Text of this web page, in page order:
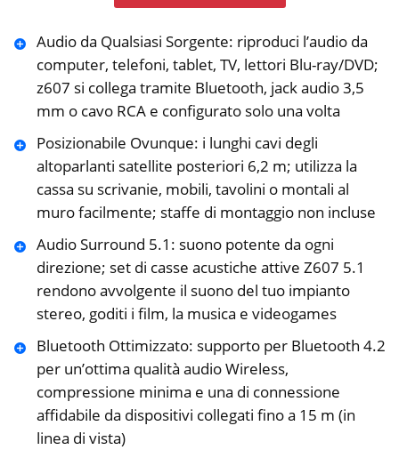
Audio da Qualsiasi Sorgente: riproduci l’audio da
computer, telefoni, tablet, TV, lettori Blu-‎ray/DVD;
z607 si collega tramite Bluetooth, jack audio 3,5
mm o cavo RCA e configurato ‎solo una volta
Posizionabile Ovunque: i lunghi cavi degli
altoparlanti satellite ‎posteriori 6,2 m; utilizza la
cassa su scrivanie, mobili, tavolini o montali al
muro facilmente; staffe di montaggio non incluse
Audio Surround 5.1: suono potente da ogni
direzione; set di casse acustiche attive Z607 ‎‎5.1
rendono avvolgente il suono del tuo impianto
stereo, goditi i film, la ‎musica e videogames
Bluetooth Ottimizzato: supporto per Bluetooth 4.2
per un’ottima qualità audio Wireless,
compressione minima e una di connessione
‎affidabile da dispositivi collegati fino a 15 m (in
linea ‎di vista)‎